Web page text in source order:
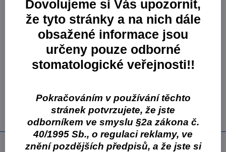
Skladem
343,04 Kč
283,50 Kč bez DPH
Varianta:ISOFA PRO Profi tekutá pasta na ruce 700 g
sada X láhev
VPPTPS07099
161,54 Kč
133,50 Kč bez DPH
Popis
Dovolujeme si Vás upozornit,
že tyto stránky a na nich dále
obsažené informace jsou
určeny pouze odborné
stomatologické veřejnosti!!
Pokračováním v používání těchto
stránek potvrzujete, že jste
odborníkem ve smyslu §2a zákona č.
40/1995 Sb., o regulaci reklamy, ve
znění pozdějších předpisů, a že jste si